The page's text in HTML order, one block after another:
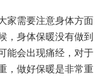
家需要注意身体方面
，身体保暖没有做到
能会出现痛经，对于
，做好保暖是非常重